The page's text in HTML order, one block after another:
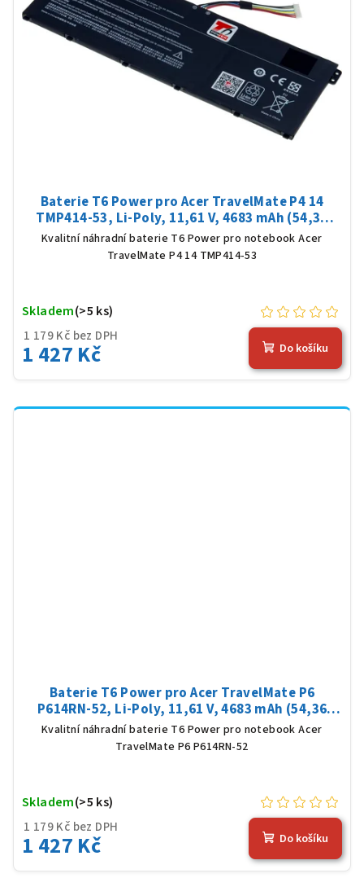
Baterie T6 Power pro Acer TravelMate P4 14
TMP414-53, Li-Poly, 11,61 V, 4683 mAh (54,36
Wh), černá
Kvalitní náhradní baterie T6 Power pro notebook Acer
TravelMate P4 14 TMP414-53
1 179 Kč bez DPH
1 427 Kč
Skladem(>5 ks)
Do košíku
Baterie T6 Power pro Acer TravelMate P6
P614RN-52, Li-Poly, 11,61 V, 4683 mAh (54,36
Wh), černá
Kvalitní náhradní baterie T6 Power pro notebook Acer
TravelMate P6 P614RN-52
1 179 Kč bez DPH
1 427 Kč
Skladem(>5 ks)
Do košíku